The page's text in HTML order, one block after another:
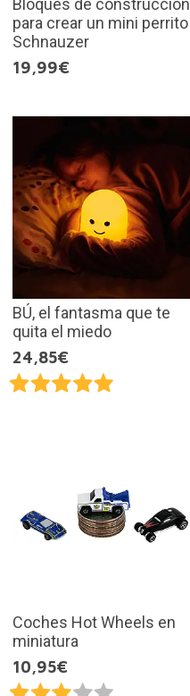
Bloques de construcción
para crear un mini perrito
Schnauzer
19,99€
BÚ, el fantasma que te
quita el miedo
24,85€
Coches Hot Wheels en
miniatura
10,95€